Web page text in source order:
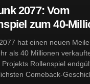
2077: Vom
zum 40-
hat einen neuen
als 40 Millionen
Projekts Rollenspiel
Comeback-